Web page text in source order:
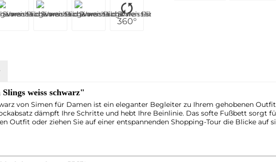
360°
weiss schwarz"
von Simen für Damen ist ein eleganter Begleiter zu Ihrem gehobenen
dämpft Ihre Schritte und hebt Ihre Beinlinie. Das softe Fußbett sorgt
Outfit oder ziehen Sie auf einer entspannenden Shopping-Tour die Blicke auf